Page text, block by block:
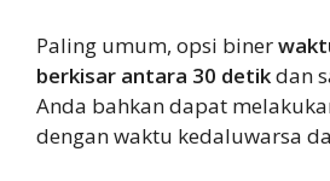
Paling umum, opsi biner
berkisar antara 30 detikdan
Anda bahkan dapat
dengan waktu kedaluwarsa